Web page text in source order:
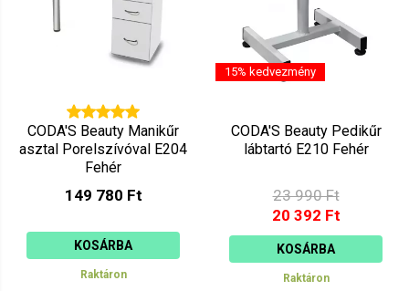
CODA'S Beauty Manikűr
asztal Porelszívóval E204
Fehér
149 780 Ft
KOSÁRBA
Raktáron
15% kedvezmény
CODA'S Beauty Pedikűr
lábtartó E210 Fehér
23 990 Ft
20 392 Ft
KOSÁRBA
Raktáron